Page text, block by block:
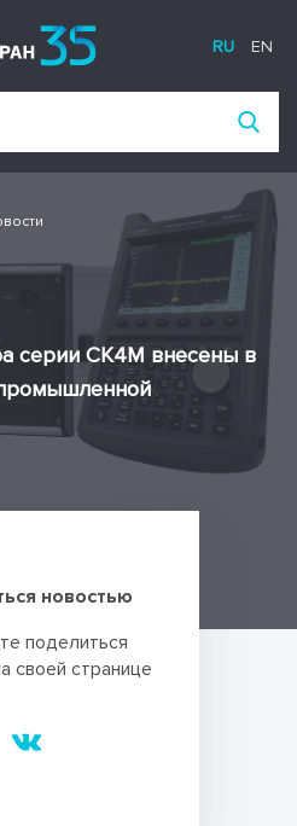
RU EN
серии СК4М внесены в
новостью
поделиться
своей странице